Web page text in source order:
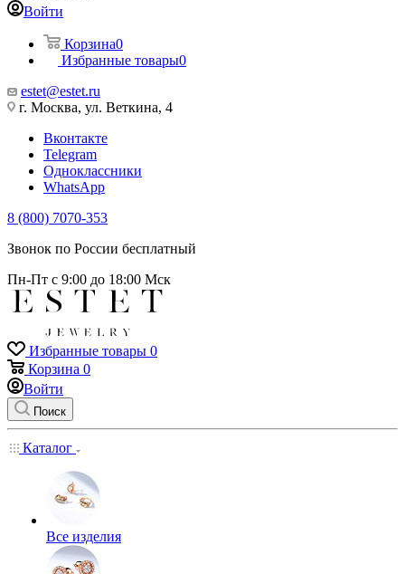
Войти
Корзина0
Избранные товары0
estet@estet.ru
г. Москва, ул. Веткина, 4
Вконтакте
Telegram
Одноклассники
WhatsApp
8 (800) 7070-353
Звонок по России бесплатный
Пн-Пт с 9:00 до 18:00 Мск
Избранные товары 0
Корзина 0
Войти
Поиск
Каталог
Все изделия